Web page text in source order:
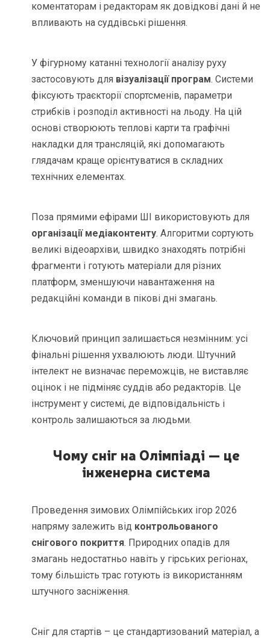
коментаторам і редакторам як довідкові дані й не
впливають на суддівські рішення.
У фігурному катанні технології аналізу руху
застосовують для візуалізації програм. Системи
фіксують траєкторії спортсменів, параметри
стрибків і розподіл активності на льоду. На цій
основі створюють теплові карти та графічні
накладки для трансляцій, які допомагають
глядачам краще орієнтуватися в складних
технічних елементах.
Поза прямими ефірами ШІ використовують для
організації медіаконтенту. Алгоритми сортують
великі відеоархіви, швидко знаходять потрібні
фрагменти і готують матеріали для різних
платформ, зменшуючи навантаження на
редакційні команди в пікові дні змагань.
Ключовий принцип залишається незмінним: усі
фінальні рішення ухвалюють люди. Штучний
інтелект не визначає переможців, не виставляє
оцінок і не підміняє суддів або редакторів. Це
інструмент у системі, де відповідальність і
контроль залишаються за людьми.
Чому сніг на Олімпіаді — це
інженерна система
Проведення зимових Олімпійських ігор 2026
напряму залежить від контрольованого
снігового покриття. Природних опадів для
змагань недостатньо навіть у гірських регіонах,
тому більшість трас готують із використанням
штучного засніження.
Сніг для стартів – це стандартизований матеріал, а